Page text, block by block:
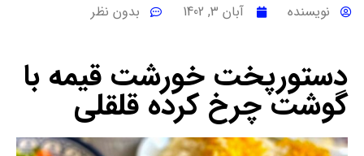
نویسنده آبان 3, 1402 بدون نظر
دستورپخت خورشت قیمه با
گوشت چرخ کرده قلقلی